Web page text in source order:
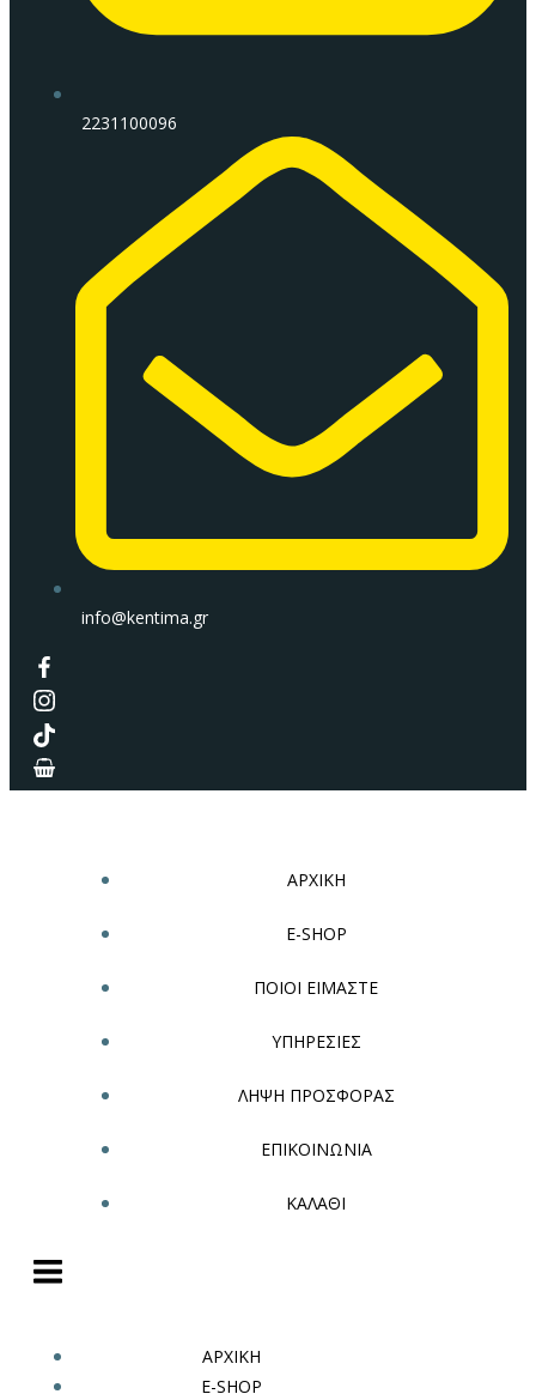
2231100096
info@kentima.gr
ΑΡΧΙΚΗ
E-SHOP
ΠΟΙΟΙ ΕΙΜΑΣΤΕ
ΥΠΗΡΕΣΙΕΣ
ΛΗΨΗ ΠΡΟΣΦΟΡΑΣ
ΕΠΙΚΟΙΝΩΝΙΑ
ΚΑΛΑΘΙ
ΑΡΧΙΚΗ
E-SHOP